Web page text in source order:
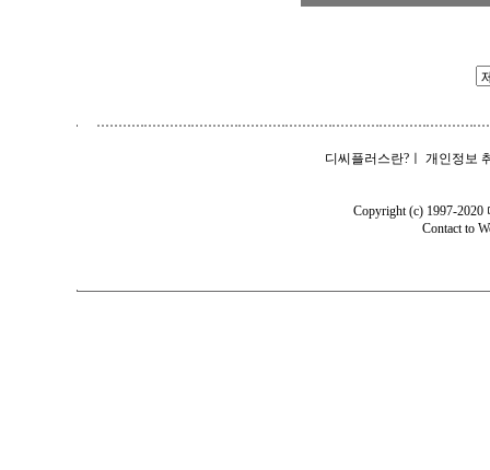
디씨플러스란? 개인정보
Copyright (c) 1997-
Contact to